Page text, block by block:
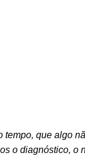
que algo
o diagnóstico,